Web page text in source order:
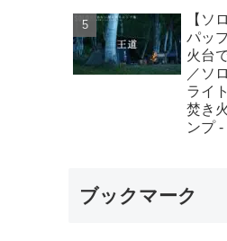
【ソ
パッ
火台
／ソ
ライ
焚き
ンプ
ブックマーク